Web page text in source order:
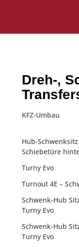
Dreh-,
KFZ-Umbau
Hub-
Schiebetüre
Turny Evo
Turnout 4E –
Schwenk-Hub
Turny Evo
Schwenk-Hub
Turny Evo